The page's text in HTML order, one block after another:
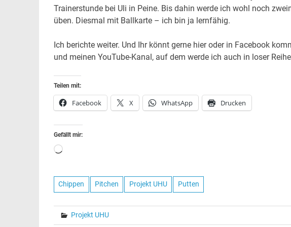
Trainerstunde bei Uli in Peine. Bis dahin werde ich wohl noch
üben. Diesmal mit Ballkarte – ich bin ja lernfähig.
Ich berichte weiter. Und Ihr könnt gerne hier oder in Facebook
und meinen YouTube-Kanal, auf dem werde ich auch in loser
Teilen mit:
Facebook X WhatsApp Drucken
Gefällt mir:
Wird
Chippen Pitchen Projekt UHU Putten
Projekt UHU